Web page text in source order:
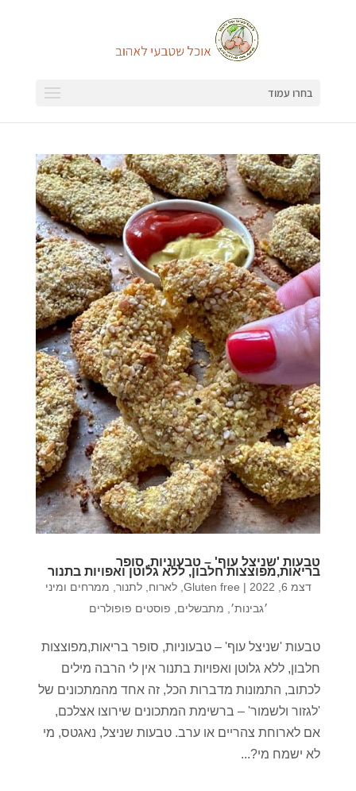
בחרו עמוד
טבעות 'שניצל עוף' – טבעוניות, סופר
בריאות,מפוצצות חלבון, ללא גלוטן ואפויות בתנור
דצמ 6, 2022 |
Gluten free
,לארוח ,לתנור ממרחים ומיני
׳גבינות׳
מתבשלים פוסטים פופולרים
טבעות 'שניצל עוף' – טבעוניות, סופר בריאות,מפוצצות
חלבון, ללא גלוטן ואפויות בתנור אין לי הרבה מילים
לכתוב, התמונות מדברות הכל, זה אחד מהמתכונים של
'לגזור ולשמור' – ברשימת המתכונים שירוצו אצלכם,
אם לארוחת צהריים או ערב. טבעות שניצל, נאגטס, מי
לא ישמח מי?...